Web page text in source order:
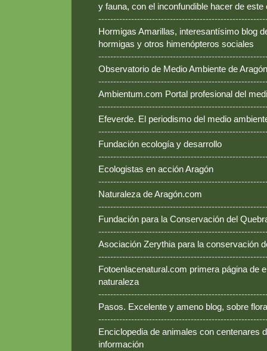
y fauna, con el inconfundible hacer de este
Hormigas Amarillas, interesantísimo blog
hormigas y otros himenópteros sociales
Observatorio de Medio Ambiente de Aragón
Ambientum.com Portal profesional del
Efeverde. El periodismo del medio
Fundación ecología y desarrollo
Ecologistas en acción Aragón
Naturaleza de Aragón.com
Fundación para la Conservación del
Asociación Zerythia para la conservación
Fotoenlacenatural.com primera página de
naturaleza
Pasos. Excelente y ameno blog, sobre
Enciclopedia de animales con centenares
información